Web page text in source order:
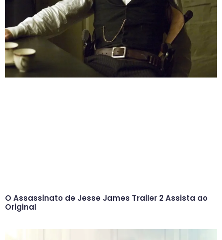
O Assassinato de Jesse James Trailer 2 Assista ao
Original